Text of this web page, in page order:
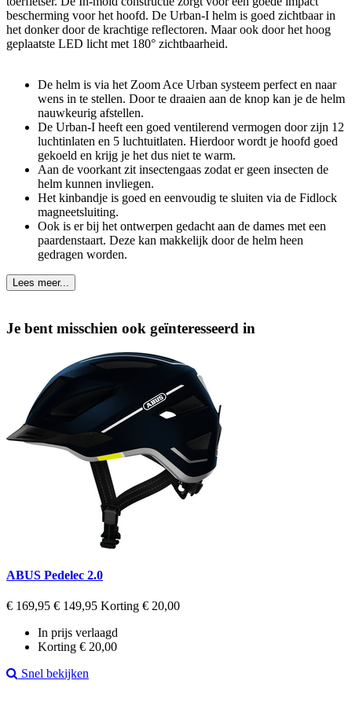
bescherming voor het hoofd. De Urban-I helm is goed zichtbaar in
het donker door de krachtige reflectoren. Maar ook door het hoog
geplaatste LED licht met 180° zichtbaarheid.
De helm is via het Zoom Ace Urban systeem perfect en naar
wens in te stellen. Door te draaien aan de knop kan je de helm
nauwkeurig afstellen.
De Urban-I heeft een goed ventilerend vermogen door zijn 12
luchtinlaten en 5 luchtuitlaten. Hierdoor wordt je hoofd goed
gekoeld en krijg je het dus niet te warm.
Aan de voorkant zit insectengaas zodat er geen insecten de
helm kunnen invliegen.
Het kinbandje is goed en eenvoudig te sluiten via de Fidlock
magneetsluiting.
Ook is er bij het ontwerpen gedacht aan de dames met een
paardenstaart. Deze kan makkelijk door de helm heen
gedragen worden.
Lees meer...
Je bent misschien ook geïnteresseerd in
ABUS Pedelec 2.0
Regular
€ 169,95 Prijs
€ 149,95 Korting € 20,00
In prijs verlaagd
Korting € 20,00
Snel bekijken